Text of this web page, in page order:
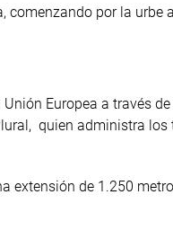
comenzando por la urbe
Europea a través de
quien administra los
extensión de 1.250